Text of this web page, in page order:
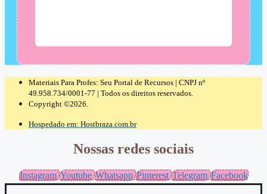
Materiais Para Profes: Seu Portal de Recursos | CNPJ nº
49.958.734/0001-77 | Todos os direitos reservados.
Copyright ©2026.
Hospedado em: Hostbraza.com.br
Nossas redes sociais
Instagram Youtube Whatsapp Pinterest Telegram Facebook